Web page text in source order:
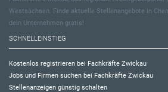
Westsachsen. Finde aktuelle Stellenangebote in
dein Unternehmen gratis!
SCHNELLEINSTIEG
Kostenlos registrieren bei Fachkräfte Zwickau
Jobs und Firmen suchen bei Fachkräfte Zwickau
Stellenanzeigen günstig schalten